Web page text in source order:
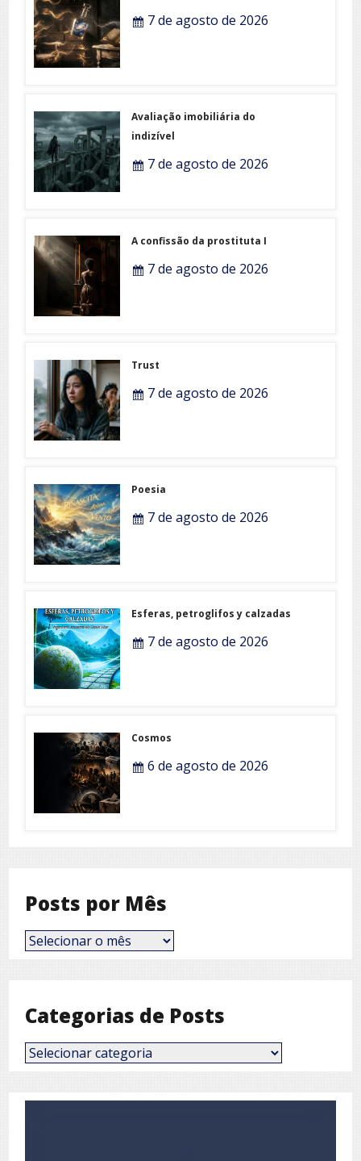
7 de agosto de 2026
Avaliação imobiliária do
indizível
7 de agosto de 2026
A confissão da prostituta I
7 de agosto de 2026
Trust
7 de agosto de 2026
Poesia
7 de agosto de 2026
Esferas, petroglifos y calzadas
7 de agosto de 2026
Cosmos
6 de agosto de 2026
Posts por Mês
Posts
por
Categorias de Posts
Categorias
de